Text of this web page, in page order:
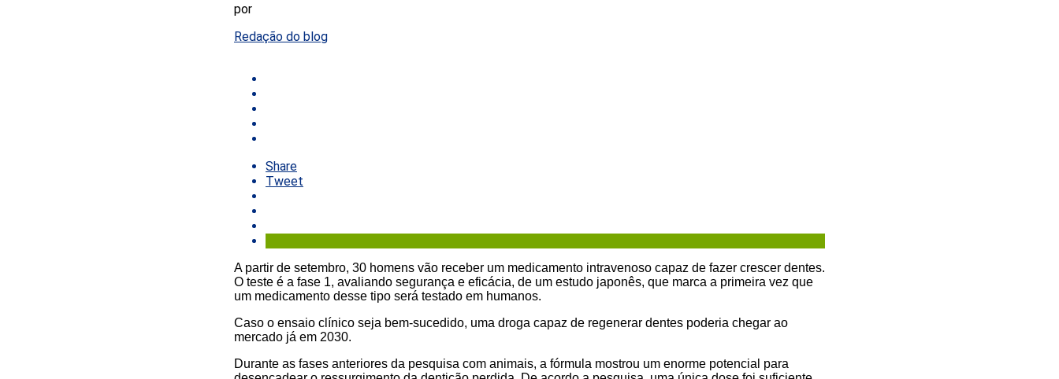
por
Redação do blog
Share
Tweet
A partir de setembro, 30 homens vão receber um medicamento intravenoso capaz de fazer crescer dentes.
O teste é a fase 1, avaliando segurança e eficácia, de um estudo japonês, que marca a primeira vez que
um medicamento desse tipo será testado em humanos.
Caso o ensaio clínico seja bem-sucedido, uma droga capaz de regenerar dentes poderia chegar ao
mercado já em 2030.
Durante as fases anteriores da pesquisa com animais, a fórmula mostrou um enorme potencial para